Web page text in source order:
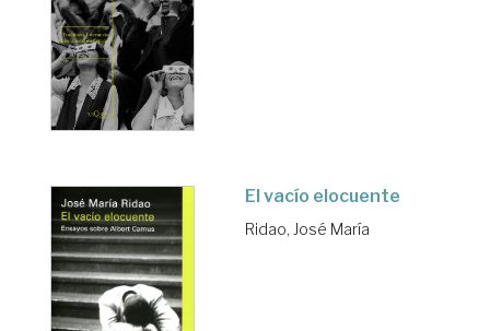
El vacío elocuente
Ridao, José María